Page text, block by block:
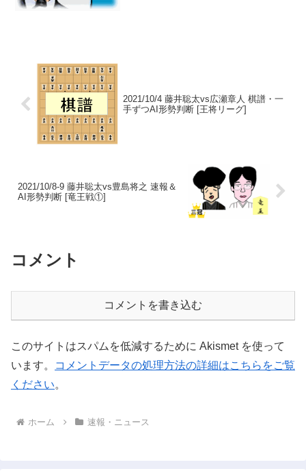
2021/10/4 藤井聡太vs広瀬章人 棋譜・一
手ずつAI形勢判断 [王将リーグ]
2021/10/8-9 藤井聡太vs豊島将之 速報＆
AI形勢判断 [竜王戦①]
コメント
コメントを書き込む
このサイトはスパムを低減するために Akismet を使って
います。
コメントデータの処理方法の詳細はこちらをご覧
ください。
ホーム 速報・ニュース